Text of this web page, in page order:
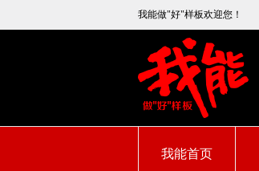
我能做"好"样板欢迎您！
我能首页